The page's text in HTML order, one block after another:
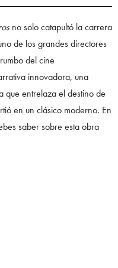
no solo catapultó la carrera
de los grandes directores
del cine
innovadora, una
que entrelaza el destino de
en un clásico moderno. En
saber sobre esta obra